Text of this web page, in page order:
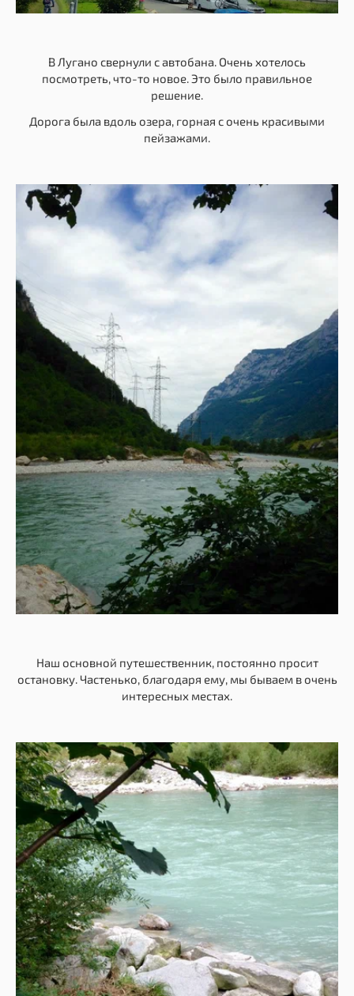
В Лугано свернули с автобана. Очень хотелось
посмотреть, что-то новое. Это было правильное
решение.
Дорога была вдоль озера, горная с очень красивыми
пейзажами.
Наш основной путешественник, постоянно просит
остановку. Частенько, благодаря ему, мы бываем в очень
интересных местах.